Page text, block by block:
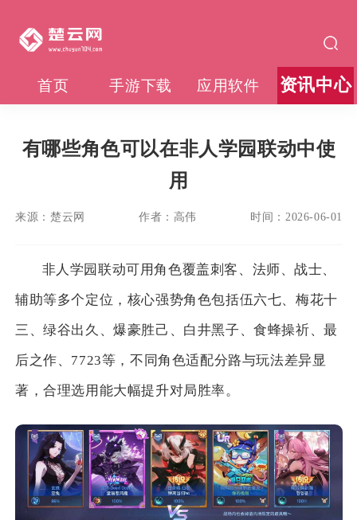
首页 手游下载 应用软件 资讯中心
有哪些角色可以在非人学园联动中使
用
来源： 楚云网 作者： 高伟 时间： 2026-06-01
非人学园联动可用角色覆盖刺客、法师、战士、
辅助等多个定位，核心强势角色包括伍六七、梅花十
三、绿谷出久、爆豪胜己、白井黑子、食蜂操祈、最
后之作、7723等，不同角色适配分路与玩法差异显
著，合理选用能大幅提升对局胜率。